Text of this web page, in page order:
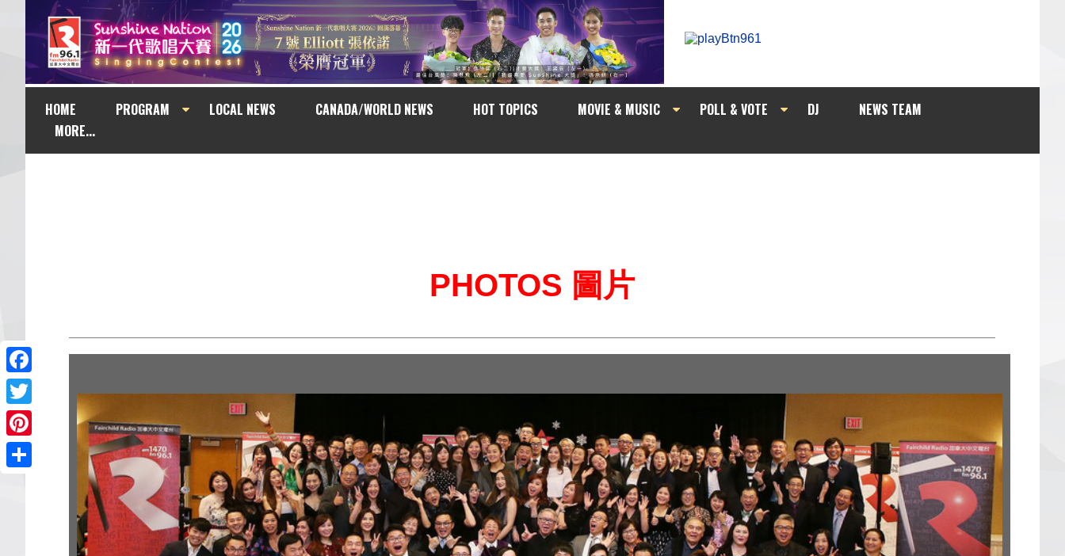
HOME PROGRAM LOCAL NEWS CANADA/WORLD NEWS HOT TOPICS MOVIE & MUSIC POLL & VOTE DJ
NEWS TEAM
MORE...
Facebook
Twitter
Pinterest
PHOTOS 圖片